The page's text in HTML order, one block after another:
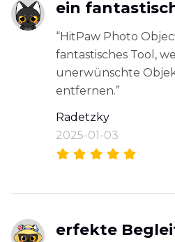
ein
“HitPaw Photo
fantastisches Tool,
unerwünschte
entfernen.”
Radetzky
2025-01-03
erfekte